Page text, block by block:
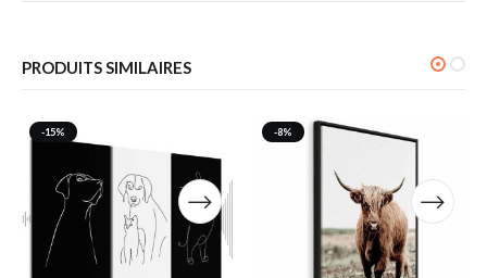
PRODUITS SIMILAIRES
-15% -8%